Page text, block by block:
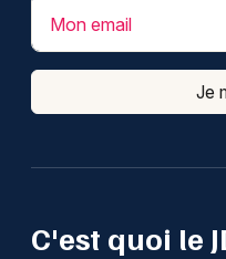
C'est quoi le
Mon email
Je